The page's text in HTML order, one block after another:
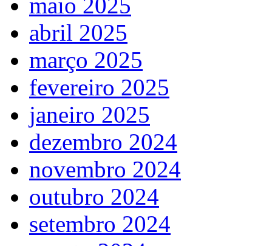
abril 2025
março 2025
fevereiro 2025
janeiro 2025
dezembro 2024
novembro 2024
outubro 2024
setembro 2024